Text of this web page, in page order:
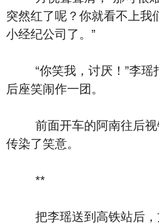
突然红了呢？你就看不上我
小经纪公司了。”
“你笑我，讨厌！”李瑶
后座笑闹作一团。
前面开车的阿南往后视
传染了笑意。
**
把李瑶送到高铁站后，